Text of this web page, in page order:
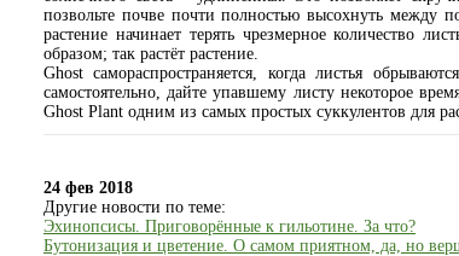
позвольте почве почти полностью высохнуть между
растение начинает терять чрезмерное количество
образом; так растёт растение.
Ghost самораспространяется, когда листья
самостоятельно, дайте упавшему листу некоторое
Ghost Plant одним из самых простых суккулентов для
24 фев 2018
Другие новости по теме:
Эхинопсисы. Приговорённые к гильотине. За что?
Бутонизация и цветение. О самом приятном, да, но